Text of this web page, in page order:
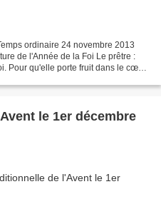
ordinaire 24 novembre 2013
de l'Année de la Foi Le prêtre :
Pour qu'elle porte fruit dans le cœur
le 1er décembre